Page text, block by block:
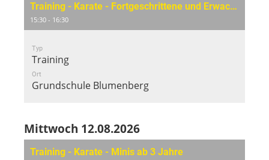
Training - Karate - Fortgeschrittene und Erwachsene
15:30 - 16:30
Typ
Training
Ort
Grundschule Blumenberg
Mittwoch 12.08.2026
Training - Karate - Minis ab 3 Jahre